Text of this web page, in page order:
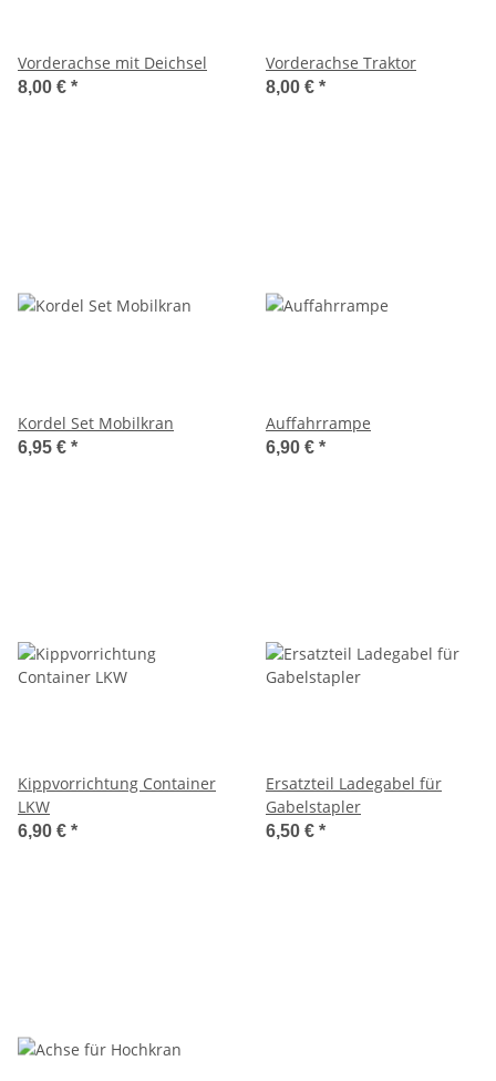
Vorderachse mit Deichsel
8,00 € *
Vorderachse Traktor
8,00 € *
Kordel Set Mobilkran
6,95 € *
Auffahrrampe
6,90 € *
Kippvorrichtung Container
LKW
6,90 € *
Ersatzteil Ladegabel für
Gabelstapler
6,50 € *